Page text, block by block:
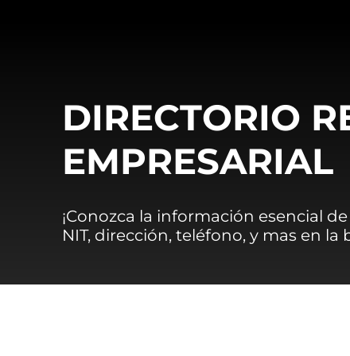
DIRECTORIO
EMPRESARIAL
¡Conozca la información esencial
NIT, dirección, teléfono, y mas en